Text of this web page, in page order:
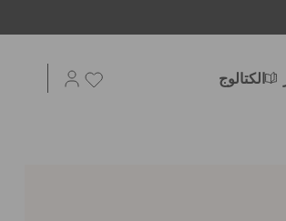
الكتالوج